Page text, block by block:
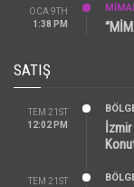
OCA 9TH
1:38 PM
SATIŞ
TEM 21ST
12:02 PM
İzmir
TEM 21ST